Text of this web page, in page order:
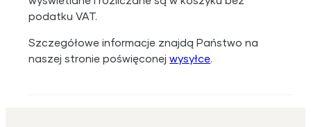
podatku VAT.
Szczegółowe informacje znajdą Państwo na
naszej stronie poświęconejwysyłce.